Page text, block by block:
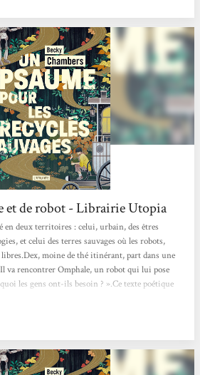
et de robot - Librairie Utopia
en deux territoires : celui, urbain, des êtres
et celui des terres sauvages où les robots,
moine de thé itinérant, part dans une
va rencontrer Omphale, un robot qui lui pose
les gens ont-ils besoin ? ».Ce texte poétique
qui imagine des relations apaisées entre